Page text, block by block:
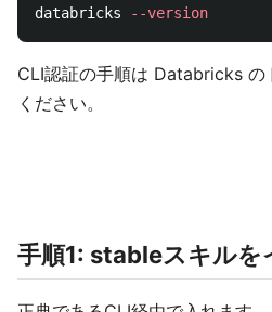
databricks
--version
CLI認証の手順は Databricks の
ください。
手順1: stableスキルを